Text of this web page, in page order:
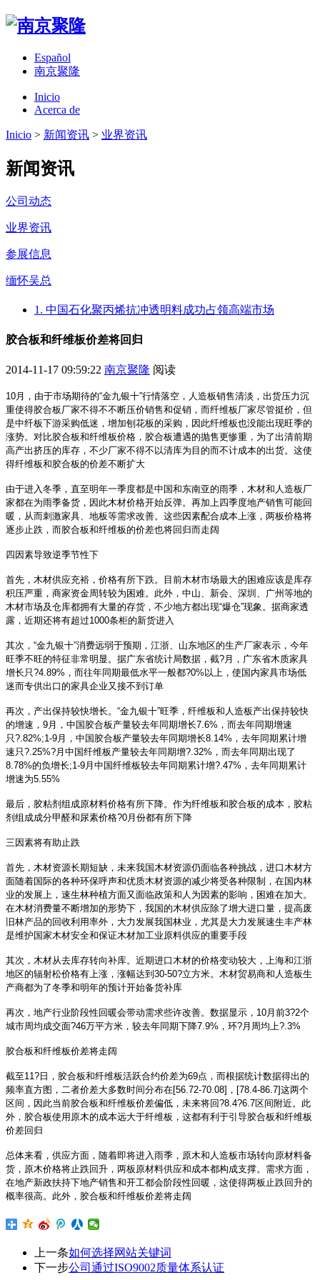
Español
南京聚隆
Inicio
Acerca de
Inicio > 新闻资讯 > 业界资讯
新闻资讯
公司动态
业界资讯
参展信息
缅怀吴总
1. 中国石化聚丙烯抗冲透明料成功占领高端市场
胶合板和纤维板价差将回归
2014-11-17 09:59:22 南京聚隆 阅读
10月，由于市场期待的“金九银十”行情落空，人造板销售清淡，出货压力沉
重使得胶合板厂家不得不不断压价销售和促销，而纤维板厂家尽管挺价，但
是中纤板下游采购低迷，增加刨花板的采购，因此纤维板也没能出现旺季的
涨势。对比胶合板和纤维板价格，胶合板遭遇的抛售更惨重，为了出清前期
高产出挤压的库存，不少厂家不得不以清库为目的而不计成本的出货。这使
得纤维板和胶合板的价差不断扩大
由于进入冬季，直至明年一季度都是中国和东南亚的雨季，木材和人造板厂
家都在为雨季备货，因此木材价格开始反弹。再加上四季度地产销售可能回
暖，从而刺激家具、地板等需求改善。这些因素配合成本上涨，两板价格将
逐步止跌，而胶合板和纤维板的价差也将回归而走阔
四因素导致逆季节性下
首先，木材供应充裕，价格有所下跌。目前木材市场最大的困难应该是库存
积压严重，商家资金周转较为困难。此外，中山、新会、深圳、广州等地的
木材市场及仓库都拥有大量的存货，不少地方都出现“爆仓”现象。据商家透
露，近期还将有超过1000条柜的新货进入
其次，“金九银十”消费远弱于预期，江浙、山东地区的生产厂家表示，今年
旺季不旺的特征非常明显。据广东省统计局数据，截?月，广东省木质家具
增长只?4.89%，而往年同期最低水平一般都?0%以上，使国内家具市场低
迷而专供出口的家具企业又接不到订单
再次，产出保持较快增长。“金九银十”旺季，纤维板和人造板产出保持较快
的增速，9月，中国胶合板产量较去年同期增长7.6%，而去年同期增速
只?.82%;1-9月，中国胶合板产量较去年同期增长8.14%，去年同期累计增
速只?.25%?月中国纤维板产量较去年同期增?.32%，而去年同期出现了
8.78%的负增长;1-9月中国纤维板较去年同期累计增?.47%，去年同期累计
增速为5.55%
最后，胶粘剂组成原材料价格有所下降。作为纤维板和胶合板的成本，胶粘
剂组成成分甲醛和尿素价格?0月份都有所下降
三因素将有助止跌
首先，木材资源长期短缺，未来我国木材资源仍面临各种挑战，进口木材方
面随着国际的各种环保呼声和优质木材资源的减少将受各种限制，在国内林
业的发展上，速生林种植方面又面临政策和人为因素的影响，困难在加大。
在木材消费量不断增加的形势下，我国的木材供应除了增大进口量，提高废
旧林产品的回收利用率外，大力发展我国林业，尤其是大力发展速生丰产林
是维护国家木材安全和保证木材加工业原料供应的重要手段
其次，木材从去库存转向补库。近期进口木材的价格变动较大，上海和江浙
地区的辐射松价格有上涨，涨幅达到30-50?立方米。木材贸易商和人造板生
产商都为了冬季和明年的预计开始备货补库
再次，地产行业阶段性回暖会带动需求些许改善。数据显示，10月前3?2个
城市周均成交面?46万平方米，较去年同期下降7.9%，环?月周均上?.3%
胶合板和纤维板价差将走阔
截至11?日，胶合板和纤维板活跃合约价差为69点，而根据统计数据得出的
频率直方图，二者价差大多数时间分布在[56.72-70.08]，[78.4-86.7]这两个
区间，因此当前胶合板和纤维板价差偏低，未来将回?8.4?6.7区间附近。此
外，胶合板使用原木的成本远大于纤维板，这都有利于引导胶合板和纤维板
价差回归
总体来看，供应方面，随着即将进入雨季，原木和人造板市场转向原材料备
货，原木价格将止跌回升，两板原材料供应和成本都构成支撑。需求方面，
在地产新政扶持下地产销售和开工都会阶段性回暖，这使得两板止跌回升的
概率很高。此外，胶合板和纤维板价差将走阔
上一条如何选择网站关键词
下一步公司通过ISO9002质量体系认证